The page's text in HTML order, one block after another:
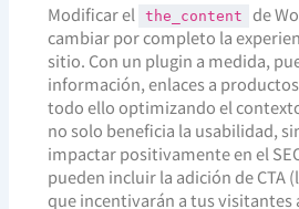
Modificar el the_content
de
cambiar por completo la
sitio. Con un plugin a medida,
información, enlaces a
todo ello optimizando el
no solo beneficia la usabilidad,
impactar positivamente en el
pueden incluir la adición de CTA
que incentivarán a tus visitantes